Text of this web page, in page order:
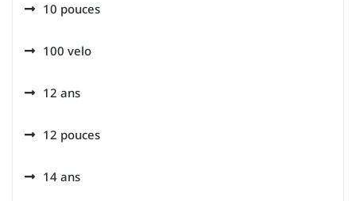
10 pouces
100 velo
12 ans
12 pouces
14 ans